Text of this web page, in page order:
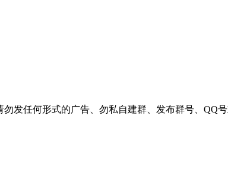
勿发任何形式的广告、勿私自建群、发布群号、QQ号